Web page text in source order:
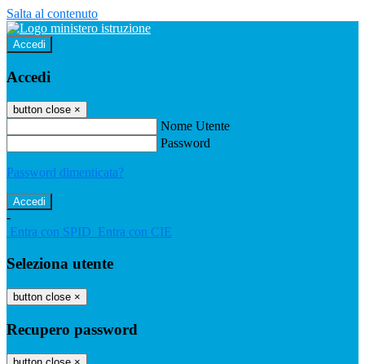
Salta al contenuto
Accedi
Accedi
button close ×
Nome Utente
Password
Password dimenticata?
-
Entra con SPID Entra con CIE
Seleziona utente
button close ×
Recupero password